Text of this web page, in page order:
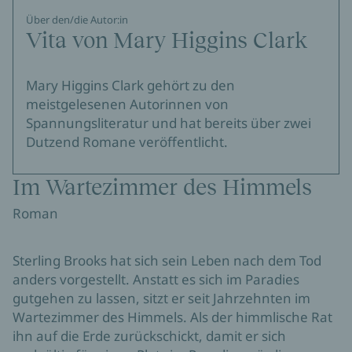
Über den/die Autor:in
Vita von Mary Higgins Clark
Mary Higgins Clark gehört zu den
meistgelesenen Autorinnen von
Spannungsliteratur und hat bereits über zwei
Dutzend Romane veröffentlicht.
Im Wartezimmer des Himmels
Roman
Sterling Brooks hat sich sein Leben nach dem Tod
anders vorgestellt. Anstatt es sich im Paradies
gutgehen zu lassen, sitzt er seit Jahrzehnten im
Wartezimmer des Himmels. Als der himmlische Rat
ihn auf die Erde zurückschickt, damit er sich